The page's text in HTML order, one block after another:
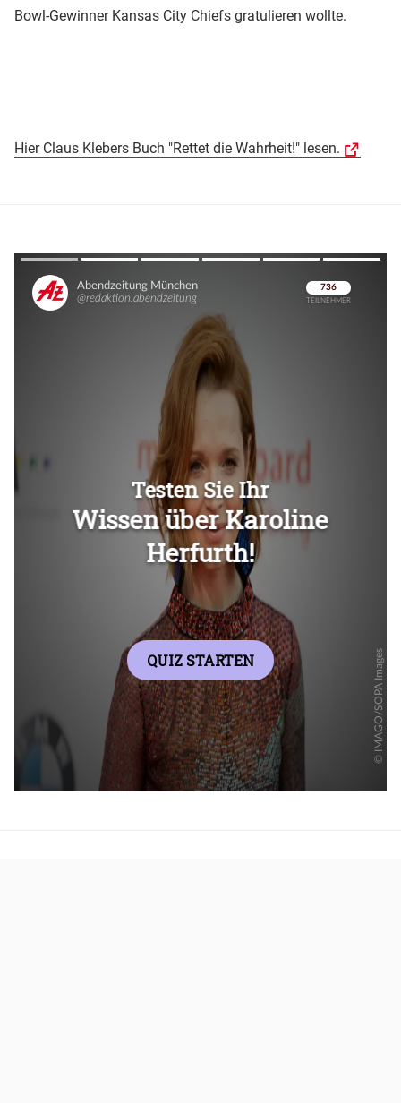
Bowl-Gewinner Kansas City Chiefs gratulieren wollte.
Hier Claus Klebers Buch "Rettet die Wahrheit!" lesen.
Überspringen
Überspringen